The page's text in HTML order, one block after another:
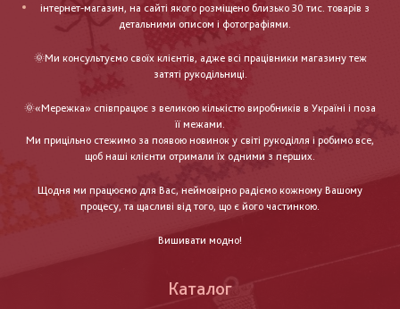
інтернет-магазин, на сайті якого розміщено близько 30 тис. товарів з
детальними описом і фотографіями.
🌞Ми консультуємо своїх клієнтів, адже всі працівники магазину теж
затяті рукодільниці.
🌞«Мережка» співпрацює з великою кількістю виробників в Україні і поза
її межами.
Ми прицільно стежимо за появою новинок у світі рукоділля і робимо все,
щоб наші клієнти отримали їх одними з перших.
Щодня ми працюємо для Вас, неймовірно радіємо кожному Вашому
процесу, та щасливі від того, що є його частинкою.
Вишивати модно!
Каталог